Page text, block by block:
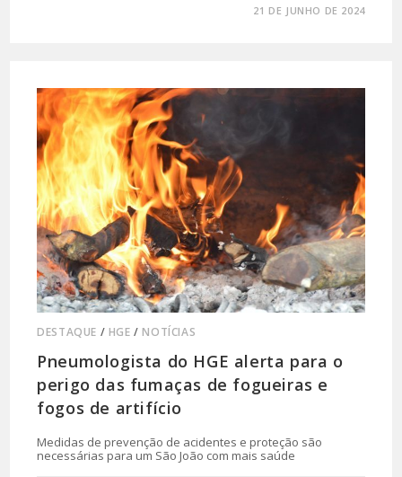
21 DE JUNHO DE 2024
DESTAQUE / HGE /NOTÍCIAS
Pneumologista do HGE alerta para o
perigo das fumaças de fogueiras e
fogos de artifício
Medidas de prevenção de acidentes e proteção são
necessárias para um São João com mais saúde